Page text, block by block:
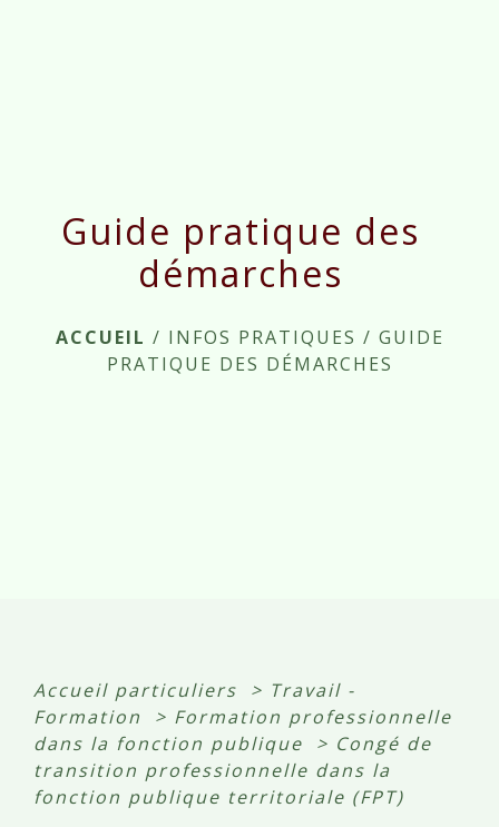
Guide pratique des
démarches
ACCUEIL / INFOS PRATIQUES / GUIDE
PRATIQUE DES DÉMARCHES
Accueil particuliers > Travail -
Formation
> Formation professionnelle
dans la fonction publique
> Congé de
transition professionnelle dans la
fonction publique territoriale (FPT)